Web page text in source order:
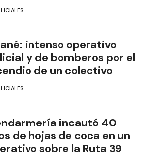
intenso operativo
y de bomberos por el
de un colectivo
incautó 40
de hojas de coca en un
sobre la Ruta 39